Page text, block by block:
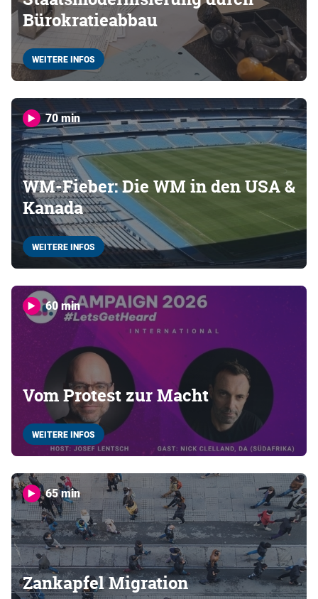
Bürokratieabbau
WEITERE INFOS
70 min
WM-Fieber: Die WM in den USA &
Kanada
WEITERE INFOS
60 min
Vom Protest zur Macht
WEITERE INFOS
65 min
Zankapfel Migration